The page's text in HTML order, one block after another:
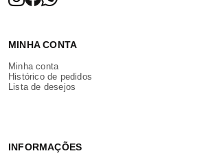
MINHA CONTA
Minha conta
Histórico de pedidos
Lista de desejos
INFORMAÇÕES